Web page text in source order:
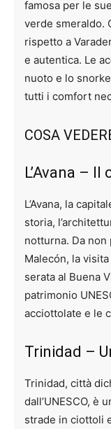
famosa per le
verde smeraldo.
rispetto a
e autentica. Le
nuoto e lo
tutti i comfort
COSA
L’Avana –
L’Avana, la
storia,
notturna. Da
Malecón, la
serata al Buena
patrimonio
acciottolate e le
Trinidad –
Trinidad, città
dall’UNESCO, è
strade in ciottoli